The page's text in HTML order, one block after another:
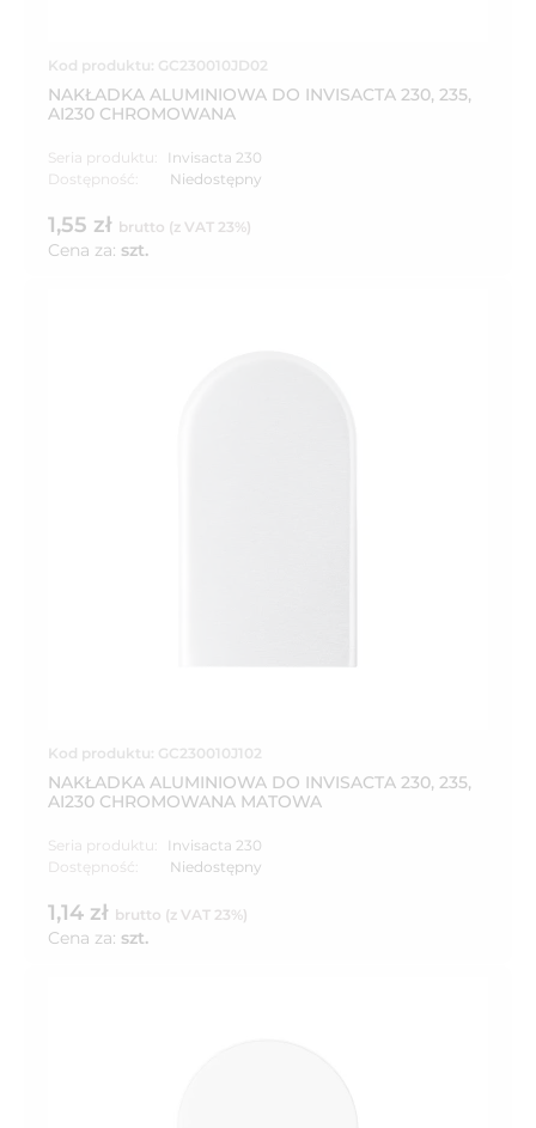
Kod produktu: GC230010JD02
NAKŁADKA ALUMINIOWA DO INVISACTA 230, 235,
AI230 CHROMOWANA
Seria produktu:
Invisacta 230
Dostępność:
Niedostępny
1,55 zł brutto (z VAT 23%)
Cena za: szt.
Kod produktu: GC230010J102
NAKŁADKA ALUMINIOWA DO INVISACTA 230, 235,
AI230 CHROMOWANA MATOWA
Seria produktu:
Invisacta 230
Dostępność:
Niedostępny
1,14 zł brutto (z VAT 23%)
Cena za: szt.